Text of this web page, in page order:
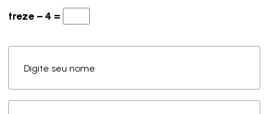
Digite seu nome
treze − 4 =